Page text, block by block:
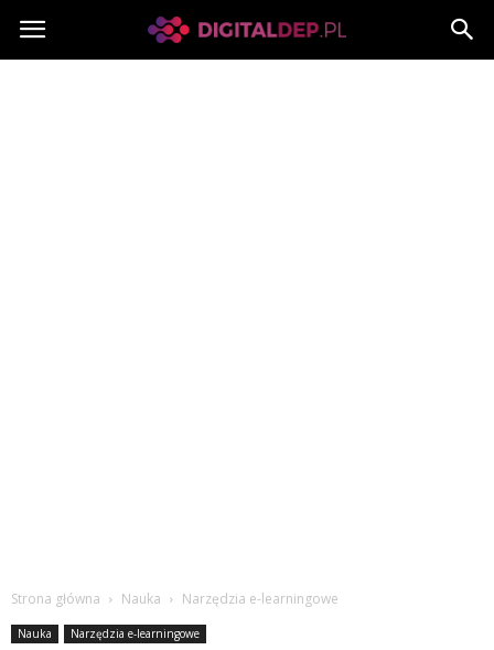
Digitaldep.pl
Strona główna Nauka Narzędzia e-learningowe
Nauka Narzędzia e-learningowe